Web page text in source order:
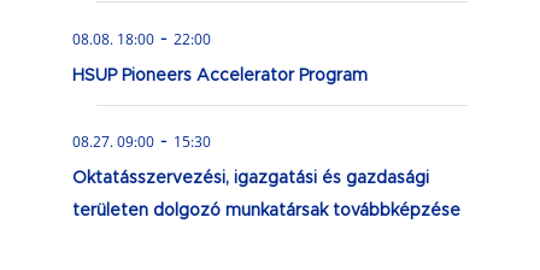
08.08. 18:00 - 22:00
HSUP Pioneers Accelerator Program
08.27. 09:00 - 15:30
Oktatásszervezési, igazgatási és gazdasági
területen dolgozó munkatársak továbbképzése